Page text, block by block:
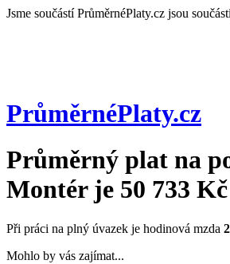
Jsme součástí PrůměrnéPlaty.cz jsou
PrůměrnéPlaty.cz
Průměrný plat na
Montérje 50 733 Kč
Při práci na plný úvazek je hodinová mzda
Mohlo by vás zajímat...